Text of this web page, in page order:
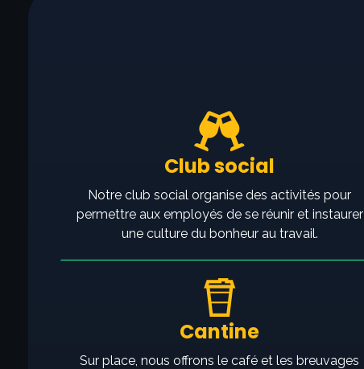
Club social
Notre club social organise des activités pour
permettre aux employés de se réunir et instaurer
une culture du bonheur au travail.
Cantine
Sur place, nous offrons le café et les breuvages